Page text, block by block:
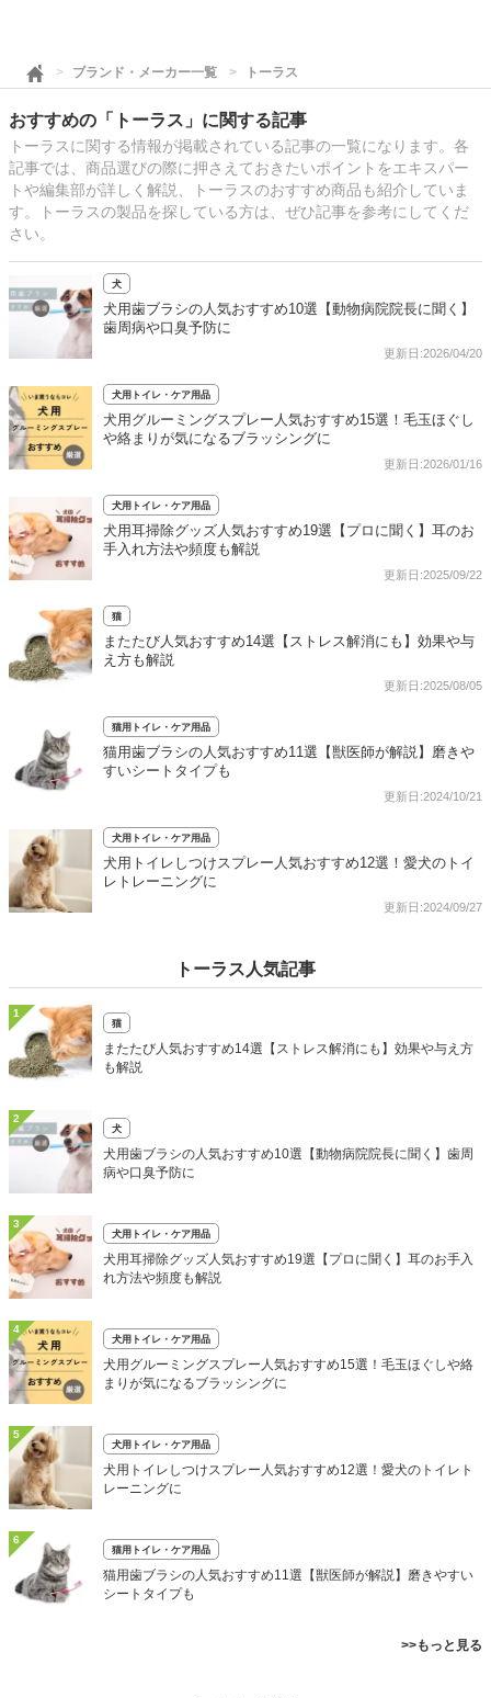
ブランド・メーカー一覧 トーラス
おすすめの「トーラス」に関する記事
トーラスに関する情報が掲載されている記事の一覧になります。各
記事では、商品選びの際に押さえておきたいポイントをエキスパー
トや編集部が詳しく解説、トーラスのおすすめ商品も紹介していま
す。トーラスの製品を探している方は、ぜひ記事を参考にしてくだ
さい。
犬
犬用歯ブラシの人気おすすめ10選【動物病院院長に聞く】
歯周病や口臭予防に
更新日:2026/04/20
犬用トイレ・ケア用品
犬用グルーミングスプレー人気おすすめ15選！毛玉ほぐし
や絡まりが気になるブラッシングに
更新日:2026/01/16
犬用トイレ・ケア用品
犬用耳掃除グッズ人気おすすめ19選【プロに聞く】耳のお
手入れ方法や頻度も解説
更新日:2025/09/22
猫
またたび人気おすすめ14選【ストレス解消にも】効果や与
え方も解説
更新日:2025/08/05
猫用トイレ・ケア用品
猫用歯ブラシの人気おすすめ11選【獣医師が解説】磨きや
すいシートタイプも
更新日:2024/10/21
犬用トイレ・ケア用品
犬用トイレしつけスプレー人気おすすめ12選！愛犬のトイ
レトレーニングに
更新日:2024/09/27
トーラス人気記事
1
猫
またたび人気おすすめ14選【ストレス解消にも】効果や与え方
も解説
2
犬
犬用歯ブラシの人気おすすめ10選【動物病院院長に聞く】歯周
病や口臭予防に
3
犬用トイレ・ケア用品
犬用耳掃除グッズ人気おすすめ19選【プロに聞く】耳のお手入
れ方法や頻度も解説
4
犬用トイレ・ケア用品
犬用グルーミングスプレー人気おすすめ15選！毛玉ほぐしや絡
まりが気になるブラッシングに
5
犬用トイレ・ケア用品
犬用トイレしつけスプレー人気おすすめ12選！愛犬のトイレト
レーニングに
6
猫用トイレ・ケア用品
猫用歯ブラシの人気おすすめ11選【獣医師が解説】磨きやすい
シートタイプも
>>もっと見る